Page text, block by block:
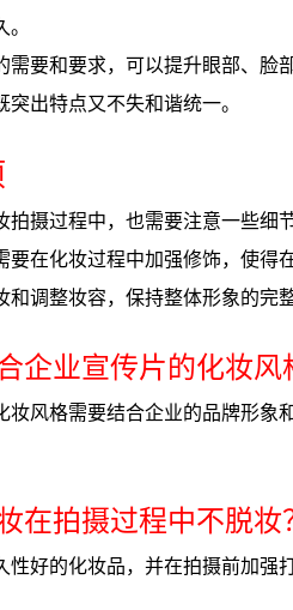
需要和要求，可以提升眼部、脸
出特点又不失和谐统一。
拍摄过程中，也需要注意一些细
要在化妆过程中加强修饰，使得
和调整妆容，保持整体形象的完
企业宣传片的化妆风
妆风格需要结合企业的品牌形象
在拍摄过程中不脱妆
性好的化妆品，并在拍摄前加强